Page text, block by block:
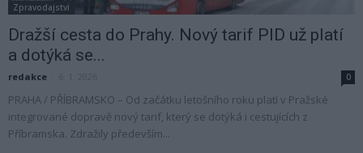
Zpravodajství
Dražší cesta do Prahy. Nový tarif PID už platí
a dotýká se...
redakce 0
PRAHA / PŘÍBRAMSKO – Od začátku letošního roku platí v Pražské
integrované dopravě nový tarif, který se dotýká i cestujících z
Příbramska. Zdražily především...